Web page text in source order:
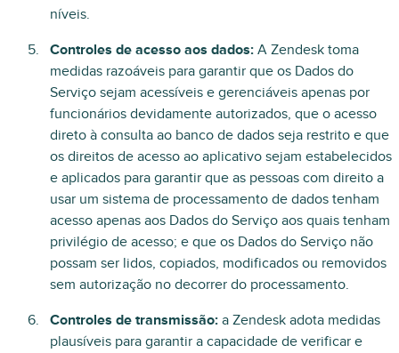
níveis.
Controles de acesso aos dados: A Zendesk toma
medidas razoáveis para garantir que os Dados do
Serviço sejam acessíveis e gerenciáveis apenas por
funcionários devidamente autorizados, que o acesso
direto à consulta ao banco de dados seja restrito e que
os direitos de acesso ao aplicativo sejam estabelecidos
e aplicados para garantir que as pessoas com direito a
usar um sistema de processamento de dados tenham
acesso apenas aos Dados do Serviço aos quais tenham
privilégio de acesso; e que os Dados do Serviço não
possam ser lidos, copiados, modificados ou removidos
sem autorização no decorrer do processamento.
Controles de transmissão: a Zendesk adota medidas
plausíveis para garantir a capacidade de verificar e